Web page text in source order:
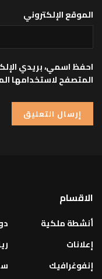
الموقع الإلكتروني
احفظ اسمي، بريدي
المتصفح لاستخدامها
الاقسام
أنشطة ملكية
إعلانات
إنفوغرافيك